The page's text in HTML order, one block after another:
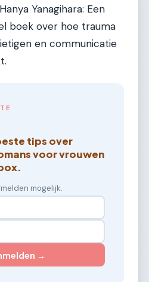
Yanagihara: Een
boek over hoe trauma
en communicatie
tips over
voor vrouwen
mogelijk.
→